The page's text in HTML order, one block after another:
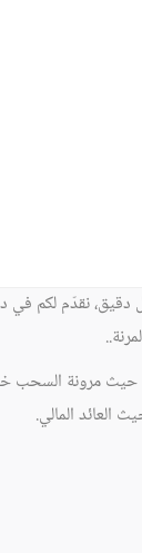
دقيق، نقدّم لكم في
مرونة السحب
العائد المالي.